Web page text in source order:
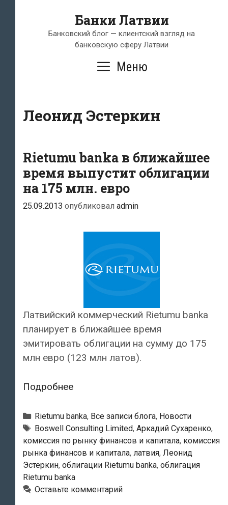
содержимому
Банки Латвии
Банковский блог — клиентский взгляд на
банковскую сферу Латвии
Меню
Леонид Эстеркин
Rietumu banka в ближайшее
время выпустит облигации
на 175 млн. евро
25.09.2013 опубликовал admin
Латвийский коммерческий Rietumu banka
планирует в ближайшее время
эмитировать облигации на сумму до 175
млн евро (123 млн латов).
ПодробнееRietumu
в
ближайшее
время
выпустит
облигации
на
Рубрики
Rietumu banka, Все записи блога, Новости
Тэги
Boswell Consulting Limited, Аркадий Сухаренко,
комиссия по рынку финансов и капитала, комиссия
рынка финансов и капитала, латвия, Леонид
Эстеркин, облигации Rietumu banka, облигация
Rietumu banka
Оставьте комментарий